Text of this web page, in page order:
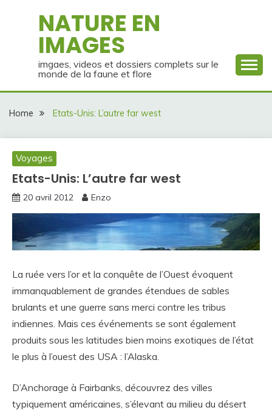
NATURE EN
IMAGES
imgaes, videos et dossiers complets sur le
monde de la faune et flore
Home Etats-Unis: L’autre far west
Voyages
Etats-Unis: L’autre far west
20 avril 2012 Enzo
La ruée vers l’or et la conquête de l’Ouest évoquent
immanquablement de grandes étendues de sables
brulants et une guerre sans merci contre les tribus
indiennes. Mais ces événements se sont également
produits sous les latitudes bien moins exotiques de l’état
le plus à l’ouest des USA : l’Alaska.
D’Anchorage à Fairbanks, découvrez des villes
typiquement américaines, s’élevant au milieu du désert